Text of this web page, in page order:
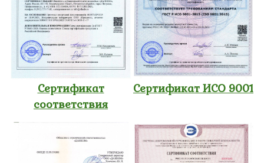
Сертификат
соответствия
Сертификат ИСО 9001